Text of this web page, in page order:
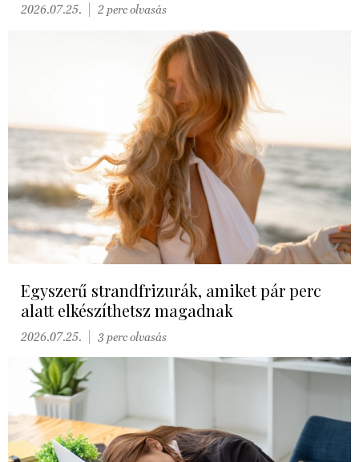
2026.07.25. 2 perc olvasás
Egyszerű strandfrizurák, amiket pár perc
alatt elkészíthetsz magadnak
2026.07.25. 3 perc olvasás